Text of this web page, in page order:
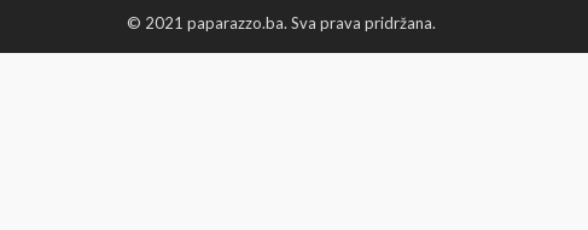
© 2021 paparazzo.ba. Sva prava pridržana.